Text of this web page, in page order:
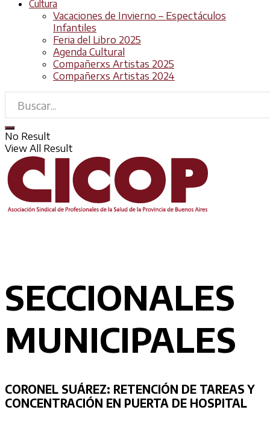
Cultura
Vacaciones de Invierno – Espectáculos
Infantiles
Feria del Libro 2025
Agenda Cultural
Compañerxs Artistas 2025
Compañerxs Artistas 2024
No Result
View All Result
SECCIONALES
MUNICIPALES
CORONEL SUÁREZ: RETENCIÓN DE TAREAS Y
CONCENTRACIÓN EN PUERTA DE HOSPITAL